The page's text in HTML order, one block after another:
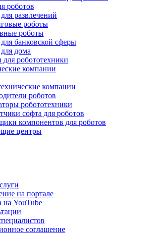
роботов
развлечений
роботы
роботы
банковской сферы
дома
для робототехники
компании
компании
роботов
робототехники
софта для роботов
компонентов для роботов
центры
на портале
на YouTube
соглашение